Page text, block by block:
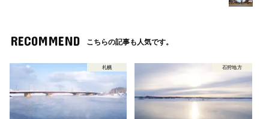
RECOMMEND こちらの記事も人気です。
札幌 石狩地方